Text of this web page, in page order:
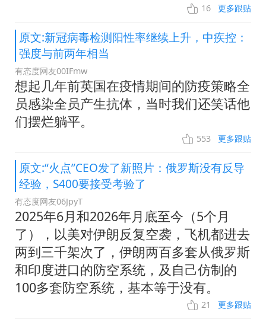
16 更多跟贴
原文:新冠病毒检测阳性率继续上升，中疾控：
强度与前两年相当
有态度网友00IFmw
想起几年前英国在疫情期间的防疫策略全
员感染全员产生抗体，当时我们还笑话他
们摆烂躺平。
553 更多跟贴
原文:“火点”CEO发了新照片：俄罗斯没有反导
经验，S400要接受考验了
有态度网友06JpyT
2025年6月和2026年月底至今（5个月
了），以美对伊朗反复空袭，飞机都进去
两到三千架次了，伊朗两百多套从俄罗斯
和印度进口的防空系统，及自己仿制的
100多套防空系统，基本等于没有。
21 更多跟贴